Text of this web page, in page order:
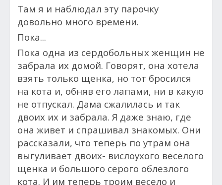
Там я и наблюдал эту парочку
довольно много времени.
Пока...
Пока одна из сердобольных женщин не
забрала их домой. Говорят, она хотела
взять только щенка, но тот бросился
на кота и, обняв его лапами, ни в какую
не отпускал. Дама сжалилась и так
двоих их и забрала. Я даже знаю, где
она живет и спрашивал знакомых. Они
рассказали, что теперь по утрам она
выгуливает двоих- вислоухого веселого
щенка и большого серого облезлого
кота. И им теперь троим весело и